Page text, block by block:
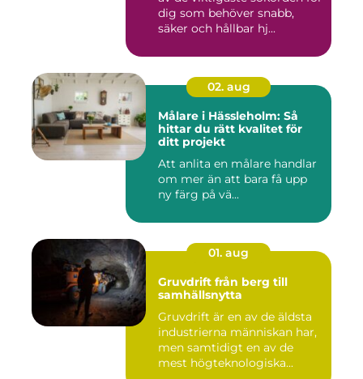
dig som behöver snabb,
säker och hållbar hj...
02. aug
Målare i Hässleholm: Så
hittar du rätt kvalitet för
ditt projekt
Att anlita en målare handlar
om mer än att bara få upp
ny färg på vä...
01. aug
Gruvdrift från berg till
samhällsnytta
Gruvdrift är en av de äldsta
industrierna människan har,
men samtidigt en av de
mest högteknologiska...